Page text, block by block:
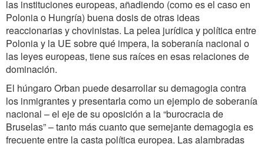
las instituciones europeas, añadiendo (como es el caso en
Polonia o Hungría) buena dosis de otras ideas
reaccionarias y chovinistas. La pelea jurídica y política entre
Polonia y la UE sobre qué impera, la soberanía nacional o
las leyes europeas, tiene sus raíces en esas relaciones de
dominación.
El húngaro Orban puede desarrollar su demagogia contra
los inmigrantes y presentarla como un ejemplo de soberanía
nacional – el eje de su oposición a la “burocracia de
Bruselas” – tanto más cuanto que semejante demagogia es
frecuente entre la casta política europea. Las alambradas